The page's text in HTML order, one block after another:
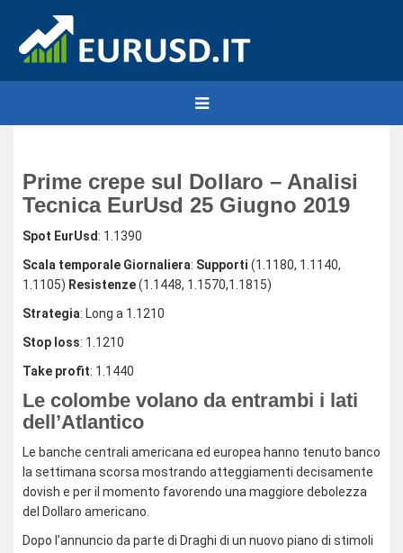
Prime crepe sul Dollaro – Analisi
Tecnica EurUsd 25 Giugno 2019
Spot EurUsd : 1.1390
Scala temporale Giornaliera: Supporti (1.1180, 1.1140,
1.1105) Resistenze(1.1448, 1.1570,1.1815)
Strategia: Long a 1.1210
Stop loss: 1.1210
Take profit: 1.1440
Le colombe volano da entrambi i lati
dell’Atlantico
Le banche centrali americana ed europea hanno tenuto banco
la settimana scorsa mostrando atteggiamenti decisamente
dovish e per il momento favorendo una maggiore debolezza
del Dollaro americano.
Dopo l’annuncio da parte di Draghi di un nuovo piano di stimoli